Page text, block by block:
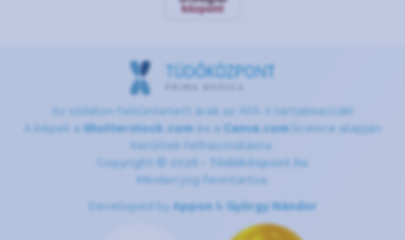
Az oldalon feltüntetett árak az ÁFÁ-t tartalmazzák!
A képek a Shutterstock.com és a Canva.com licence alapján
kerültek felhasználásra.
Copyright © 2026 •
Tüdőközpont.hu
Minden jog fenntartva.
Developed by Appon& György Nándor